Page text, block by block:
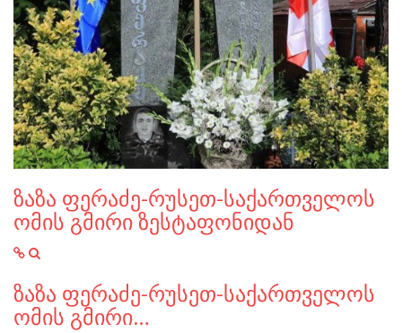
ზაზა ფერაძე-რუსეთ-საქართველოს
ომის გმირი ზესტაფონიდან
ზაზა ფერაძე-რუსეთ-საქართველოს
ომის გმირი…